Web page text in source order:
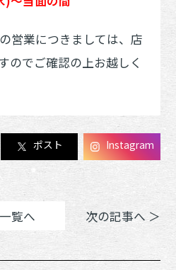
営業につきましては、店
のでご確認の上お越しく
ポスト Instagram
一覧へ 次の記事へ ＞